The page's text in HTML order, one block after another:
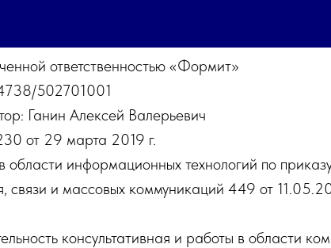
ответственностью «Формит»
502701001
Ганин Алексей Валерьевич
от 29 марта 2019 г.
области информационных технологий по
связи и массовых коммуникаций 449 от
консультативная и работы в области